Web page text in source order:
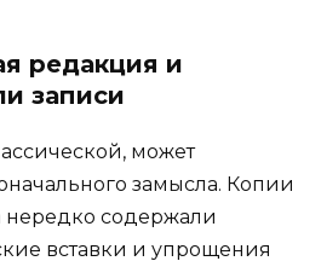
редакция и
записи
может
замысла. Копии
нередко содержали
вставки и упрощения